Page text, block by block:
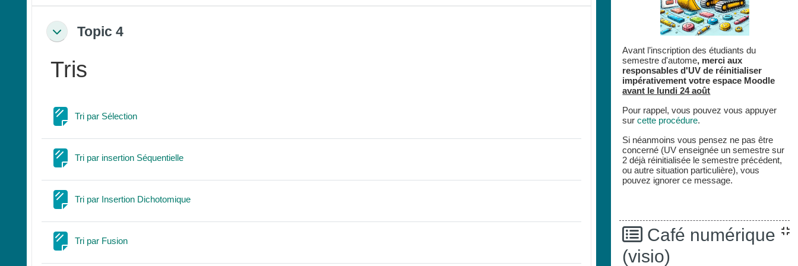
Avant l’inscription des étudiants du
semestre d'autome, merci aux
responsables d'UV de réinitialiser
impérativement votre espace Moodle
avant le lundi 24 août
Pour rappel, vous pouvez vous appuyer
surcette procédure.
Si néanmoins vous pensez ne pas être
concerné (UV enseignée un semestre sur
2 déjà réinitialisée le semestre précédent,
ou autre situation particulière), vous
pouvez ignorer ce message.
Café numérique
(visio)
ReplierTopic 4
Tris
Tri par SélectionPage
Tri par insertion SéquentiellePage
Tri par Insertion DichotomiquePage
Tri par FusionPage